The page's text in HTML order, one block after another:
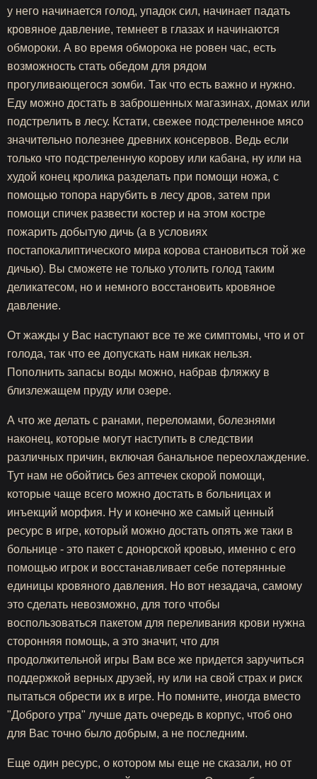
у него начинается голод, упадок сил, начинает падать
кровяное давление, темнеет в глазах и начинаются
обмороки. А во время обморока не ровен час, есть
возможность стать обедом для рядом
прогуливающегося зомби. Так что есть важно и нужно.
Еду можно достать в заброшенных магазинах, домах или
подстрелить в лесу. Кстати, свежее подстреленное мясо
значительно полезнее древних консервов. Ведь если
только что подстреленную корову или кабана, ну или на
худой конец кролика разделать при помощи ножа, с
помощью топора нарубить в лесу дров, затем при
помощи спичек развести костер и на этом костре
пожарить добытую дичь (а в условиях
постапокалиптического мира корова становиться той же
дичью). Вы сможете не только утолить голод таким
деликатесом, но и немного восстановить кровяное
давление.
От жажды у Вас наступают все те же симптомы, что и от
голода, так что ее допускать нам никак нельзя.
Пополнить запасы воды можно, набрав фляжку в
близлежащем пруду или озере.
А что же делать с ранами, переломами, болезнями
наконец, которые могут наступить в следствии
различных причин, включая банальное переохлаждение.
Тут нам не обойтись без аптечек скорой помощи,
которые чаще всего можно достать в больницах и
инъекций морфия. Ну и конечно же самый ценный
ресурс в игре, который можно достать опять же таки в
больнице - это пакет с донорской кровью, именно с его
помощью игрок и восстанавливает себе потерянные
единицы кровяного давления. Но вот незадача, самому
это сделать невозможно, для того чтобы
воспользоваться пакетом для переливания крови нужна
сторонняя помощь, а это значит, что для
продолжительной игры Вам все же придется заручиться
поддержкой верных друзей, ну или на свой страх и риск
пытаться обрести их в игре. Но помните, иногда вместо
"Доброго утра" лучше дать очередь в корпус, чтоб оно
для Вас точно было добрым, а не последним.
Еще один ресурс, о котором мы еще не сказали, но от